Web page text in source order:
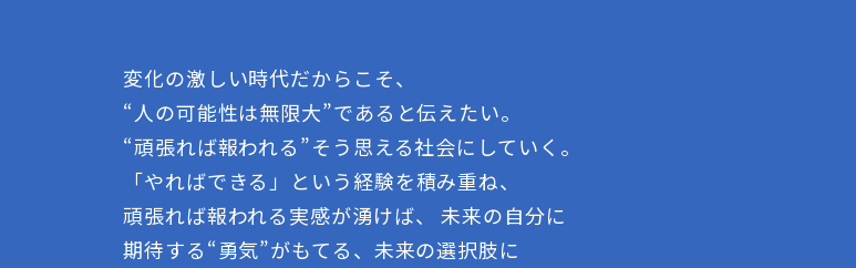
変化の激しい時代だからこそ、
“人の可能性は無限大”であると伝えたい。
“頑張れば報われる”そう思える社会にしていく。
「やればできる」という経験を積み重ね、
頑張れば報われる実感が湧けば、 未来の自分に
期待する“勇気”がもてる、未来の選択肢に